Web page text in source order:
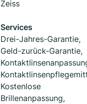
Zeiss
Services
Drei-Jahres-Garantie,
Geld-zurück-Garantie,
Kostenlose
Brillenanpassung,